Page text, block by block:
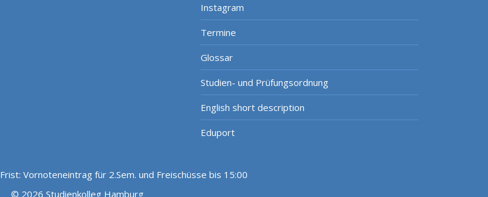
Instagram
Termine
Glossar
Studien- und Prüfungsordnung
English short description
Eduport
Frist: Vornoteneintrag für 2.Sem. und Freischüsse bis 15:00
© 2026 Studienkolleg Hamburg